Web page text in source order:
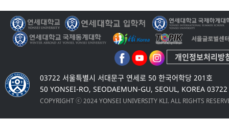
03722 서울특별시 서대문구 연세로 50 한국어학당 201호
50 YONSEI-RO, SEODAEMUN-GU, SEOUL, KOREA 03722
COPYRIGHT ⓒ 2024 YONSEI UNIVERSITY KLI. ALL RIGHTS
개인정보처리방